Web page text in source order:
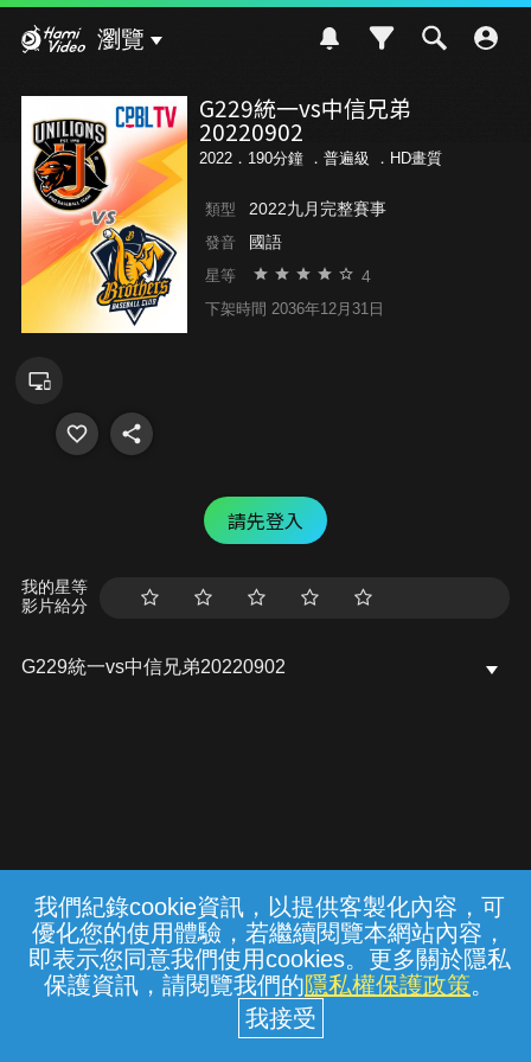
我們紀錄cookie資訊，以提供客製化內容，可
優化您的使用體驗，若繼續閱覽本網站內容，
即表示您同意我們使用cookies。更多關於隱私
保護資訊，請閱覽我們的隱私權保護政策。
瀏覽
G229統一vs中信兄弟
20220902
2022．190分鐘 ． 普遍級 ．HD畫質
類型 2022九月完整賽事
發音 國語
星等 4
下架時間 2036年12月31日
請先登入
我的星等
影片給分
G229統一vs中信兄弟20220902
常見問題 線上客服 服務條款 隱私權保護
中華電信股份有限公司個人家庭分公司
(統一編號：96979949) © 2026
{{notifyMsg}}